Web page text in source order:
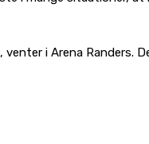
i Arena Randers.